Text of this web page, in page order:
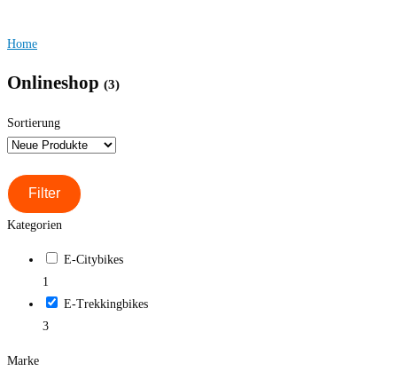
Home
Onlineshop (3)
Sortierung
Filter
Kategorien
E-Citybikes
1
E-Trekkingbikes
3
Marke